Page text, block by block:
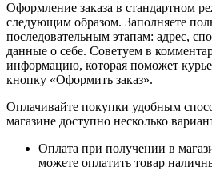
Оформление заказа в стандартном
следующим образом. Заполняете
последовательным этапам: адрес,
данные о себе. Советуем в
информацию, которая поможет
кнопку «Оформить заказ».
Оплачивайте покупки удобным
магазине доступно несколько
Оплата при получении в
можете оплатить товар